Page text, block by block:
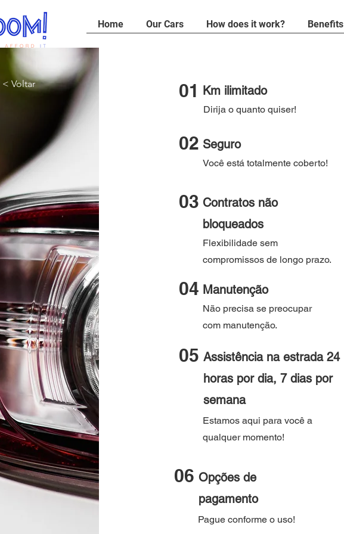
Home Our Cars How does it work? Benefits
< Voltar 01 Km ilimitado
Dirija o quanto quiser!
02 Seguro
Você está totalmente coberto!
03 Contratos não
bloqueados
Flexibilidade sem
compromissos de longo prazo.
04 Manutenção
Não precisa se preocupar
com manutenção.
05 Assistência na estrada 24
horas por dia, 7 dias por
semana
Estamos aqui para você a
qualquer momento!
06 Opções de
pagamento
Pague conforme o uso!